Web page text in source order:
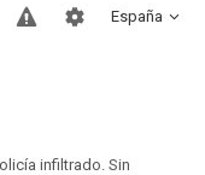
España
infiltrado. Sin